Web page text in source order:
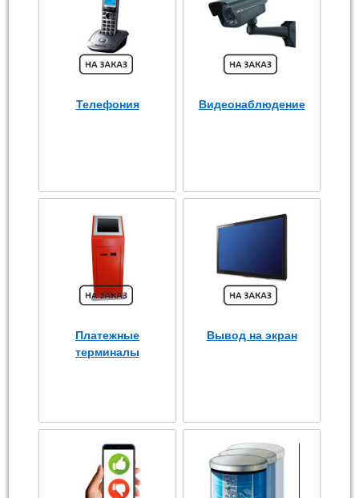
Телефония Видеонаблюдение
Платежные
терминалы
Вывод на экран